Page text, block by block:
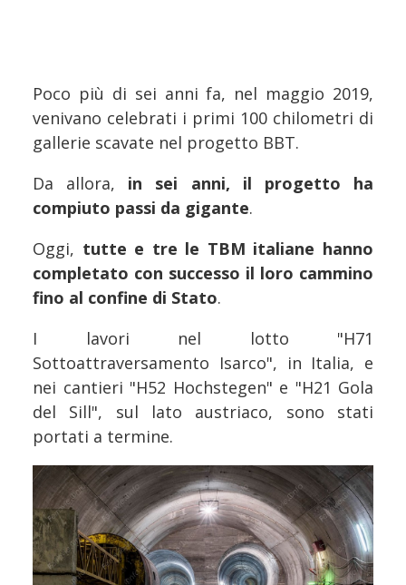
Poco più di sei anni fa, nel maggio 2019,
venivano celebrati i primi 100 chilometri di
gallerie scavate nel progetto BBT.
Da allora, in sei anni, il progetto ha
compiuto passi da gigante.
Oggi, tutte e tre le TBM italiane hanno
completato con successo il loro cammino
fino al confine di Stato.
I lavori nel lotto "H71
Sottoattraversamento Isarco", in Italia, e
nei cantieri "H52 Hochstegen" e "H21 Gola
del Sill", sul lato austriaco, sono stati
portati a termine.